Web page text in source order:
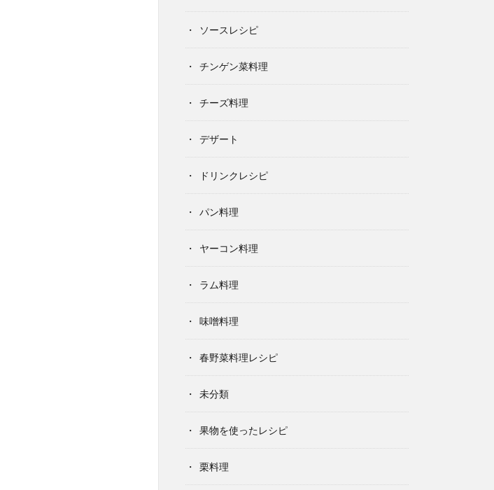
ソースレシピ
チンゲン菜料理
チーズ料理
デザート
ドリンクレシピ
パン料理
ヤーコン料理
ラム料理
味噌料理
春野菜料理レシピ
未分類
果物を使ったレシピ
栗料理